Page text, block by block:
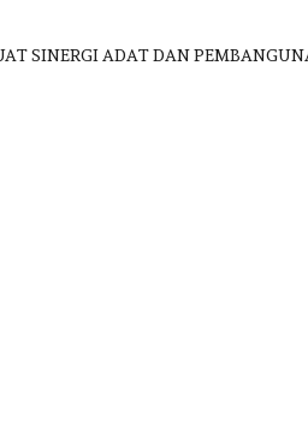
SINERGI ADAT DAN